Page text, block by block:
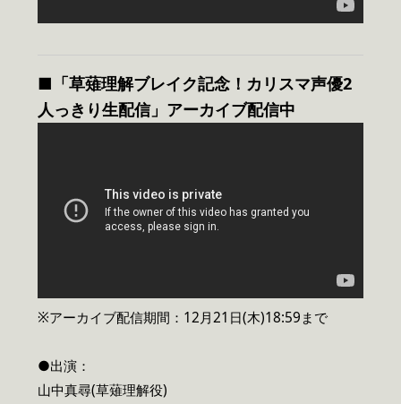
■「草薙理解ブレイク記念！カリスマ声優2
人っきり生配信」アーカイブ配信中
※アーカイブ配信期間：12月21日(木)18:59まで
●出演：
山中真尋(草薙理解役)